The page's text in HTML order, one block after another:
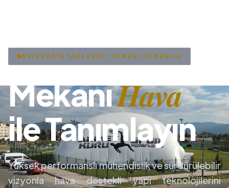
GELECEĞİN YAKLAŞIMI: MİMARİ UZMANLIK
MekanıHava
ile Tanımlayın
Yüksek performanslı mühendislik ve sürdürülebilir
vizyonla hava destekli yapı teknolojilerini